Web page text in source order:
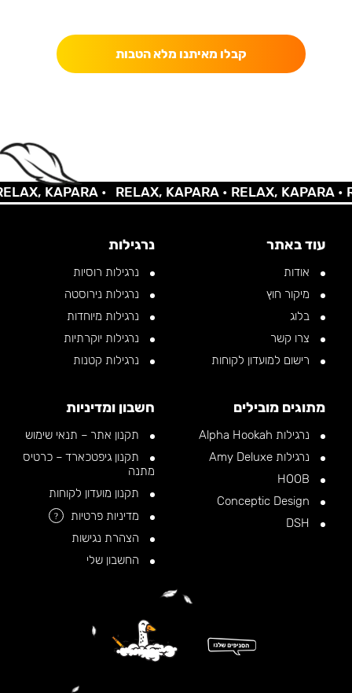
קבלו מאיתנו מלא הטבות
KAPARA • RELAX, KAPARA •RELAX, KAPARA •
עוד באתר
אודות
מיקור חוץ
בלוג
צרו קשר
רישום למועדון לקוחות
נרגילות
נרגילות רוסיות
נרגילות נירוסטה
נרגילות מיוחדות
נרגילות יוקרתיות
נרגילות קטנות
מתוגים מובילים
נרגילות Alpha Hookah
נרגילות Amy Deluxe
חשבון ומדיניות
תקנון אתר – תנאי שימוש
תקנון גיפטכארד – כרטיס
מתנה
תקנון מועדון לקוחות
מדיניות פרטיות
?
הצהרת נגישות
החשבון שלי